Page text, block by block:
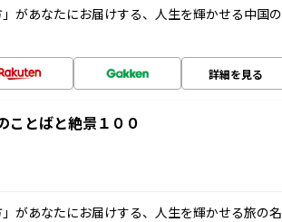
があなたにお届けする、人生を輝かせる中国の
詳細を見る
ことばと絶景１００
があなたにお届けする、人生を輝かせる旅の名